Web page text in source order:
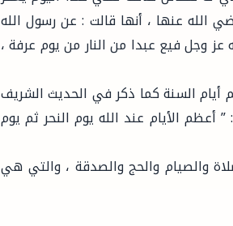
الله عنها ، أنها قالت : عن رسول الله
وجل فيع عبدا من النار من يوم عرفة ،
أيام السنة كما ذكر في الحديث الشريف
الأيام عند الله يوم النحر ثم يوم
والصيام والحج والصدقة ، والتي هي